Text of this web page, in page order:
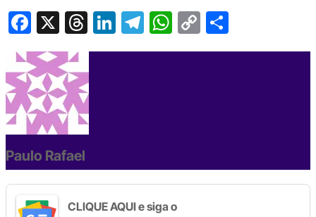
F
a
c
e
b
o
o
k
X T
hr
e
a
d
s
Li
n
T
el
W
h
C
o
S
h
Paulo Rafael
CLIQUE AQUI e siga o